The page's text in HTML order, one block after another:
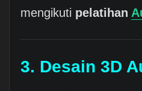
mengikuti pelatihan
3. Desain 3D